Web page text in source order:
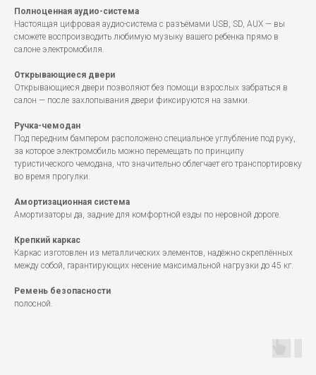
Полноценная аудио-система
Настоящая цифровая аудио-система с разъёмами USB, SD, AUX — вы
сможете воспроизводить любимую музыку вашего ребенка прямо в
салоне электромобиля.
Открывающиеся двери
Открывающиеся двери позволяют без помощи взрослых забраться в
салон — после захлопывания двери фиксируются на замки.
Ручка-чемодан
Под передним бампером расположено специальное углубление под руку,
за которое электромобиль можно перемещать по принципу
туристического чемодана, что значительно облегчает его транспортировку
во время прогулки.
Амортизационная система
Амортизаторы да, задние для комфортной езды по неровной дороге.
Крепкий каркас
Каркас изготовлен из металлических элементов, надёжно скреплённых
между собой, гарантирующих несение максимальной нагрузки до 45 кг.
Ремень безопасности
полосной.